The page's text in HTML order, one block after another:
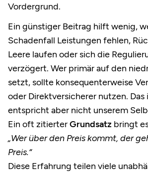
Vordergrund.
Ein günstiger Beitrag hilft wenig,
Schadenfall Leistungen fehlen,
Leere laufen oder sich die
verzögert. Wer primär auf den
setzt, sollte konsequenterweise
oder Direktversicherer nutzen.
entspricht aber nicht unserem
Ein oft zitierterGrundsatz bringt
„Wer über den Preis kommt, der
Preis.“
Diese Erfahrung teilen viele